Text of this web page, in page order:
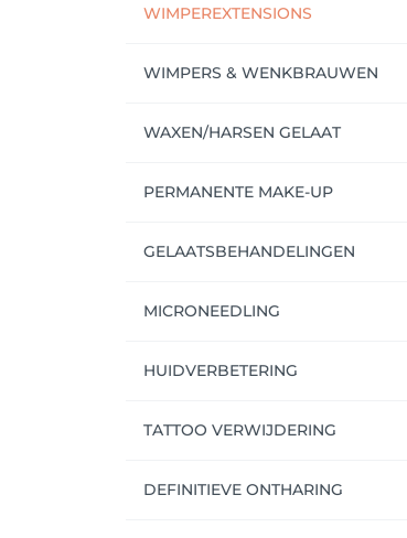
WIMPEREXTENSIONS
WIMPERS & WENKBRAUWEN
WAXEN/HARSEN GELAAT
PERMANENTE MAKE-UP
GELAATSBEHANDELINGEN
MICRONEEDLING
HUIDVERBETERING
TATTOO VERWIJDERING
DEFINITIEVE ONTHARING